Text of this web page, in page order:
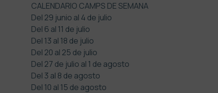
CALENDARIO CAMPS DE SEMANA
Del 29 junio al 4 de julio
Del 6 al 11 de julio
Del 13 al 18 de julio
Del 20 al 25 de julio
Del 27 de julio al 1 de agosto
Del 3 al 8 de agosto
Del 10 al 15 de agosto